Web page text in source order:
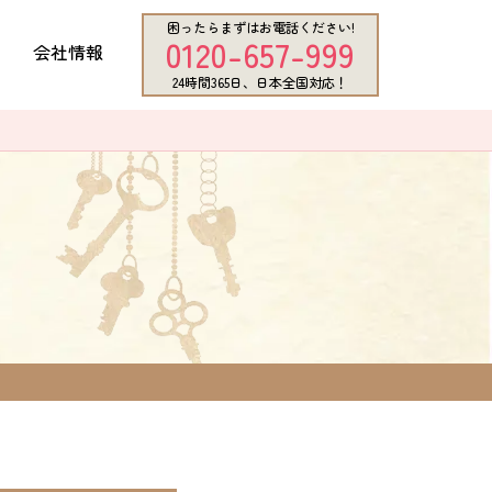
会社情報
困ったらまずはお電話ください!
0120-657-999
24時間365日、日本全国対応！